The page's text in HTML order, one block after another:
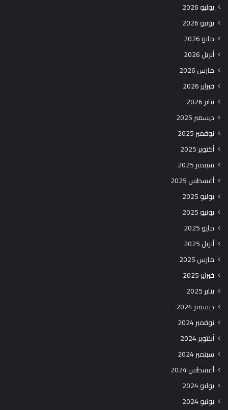
يوليو 2026
يونيو 2026
مايو 2026
أبريل 2026
مارس 2026
فبراير 2026
يناير 2026
ديسمبر 2025
نوفمبر 2025
أكتوبر 2025
سبتمبر 2025
أغسطس 2025
يوليو 2025
يونيو 2025
مايو 2025
أبريل 2025
مارس 2025
فبراير 2025
يناير 2025
ديسمبر 2024
نوفمبر 2024
أكتوبر 2024
سبتمبر 2024
أغسطس 2024
يوليو 2024
يونيو 2024